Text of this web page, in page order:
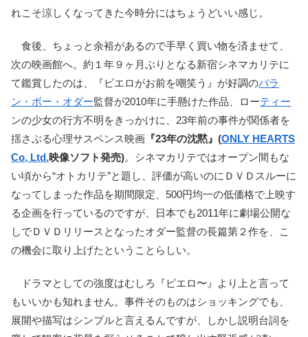
れこそ涼しくなってきた今時分にはちょうどいい感じ。
食後、ちょっと余裕があるので手早く買い物を済ませて、
次の映画館へ。約１年９ヶ月ぶりとなる新宿シネマカリテに
て鑑賞したのは、『ピエロがお前を嘲笑う』が好調のバラ
ン・ボー・オダー監督が2010年に手懸けた作品、ローティー
ンの少女の行方不明をきっかけに、23年前の事件が関係者を
揺さぶる心理サスペンス映画 『23年の沈黙』(ONLY HEARTS
Co, Ltd.映像ソフト発売)。シネマカリテではオープン間もな
い頃から“オトカリテ”と題し、評価が高いのにＤＶＤスルーに
なってしまった作品を期間限定、500円均一の低価格で上映す
る企画を行っているのですが、日本でも2011年に劇場公開な
しでＤＶＤリリースとなったオダー監督の長篇第２作を、こ
の機会に取り上げたということらしい。
ドラマとしての強度はむしろ『ピエロ〜』より上と言って
もいいかも知れません。事件そのものはショッキングでも、
展開や描写はシンプルと言えるんですが、しかし説明台詞を